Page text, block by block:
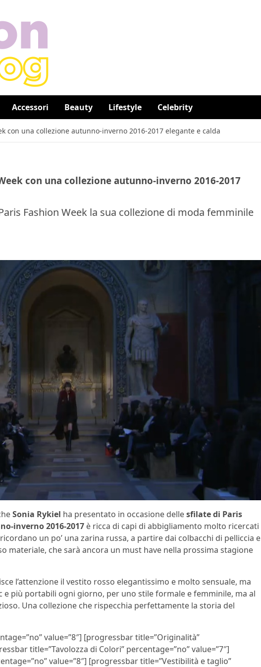
Accessori Beauty Lifestyle Celebrity
con una collezione autunno-inverno 2016-2017 elegante e calda
con una collezione autunno-inverno 2016-2017
Fashion Week la sua collezione di moda femminile
Sonia Rykiel ha presentato in occasione dellesfilate di Paris
inverno 2016-2017 è ricca di capi di abbigliamento molto ricercati
un po’ una zarina russa, a partire dai colbacchi di pelliccia e
materiale, che sarà ancora un must have nella prossima stagione
l’attenzione il vestito rosso elegantissimo e molto sensuale, ma
e più portabili ogni giorno, per uno stile formale e femminile, ma al
Una collezione che rispecchia perfettamente la storia del
value=”8″] [progressbar title=”Originalità”
title=”Tavolozza di Colori” percentage=”no” value=”7″]
value=”8″] [progressbar title=”Vestibilità e taglio”